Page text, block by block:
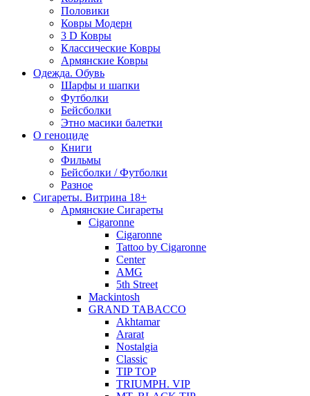
Половики
Ковры Модерн
3 D Ковры
Классические Ковры
Армянские Ковры
Одежда. Обувь
Шарфы и шапки
Футболки
Бейсболки
Этно масики балетки
О геноциде
Книги
Фильмы
Бейсболки / Футболки
Разное
Сигареты. Витрина 18+
Армянские Сигареты
Cigaronne
Cigaronne
Tattoo by Cigaronne
Center
AMG
5th Street
Mackintosh
GRAND TABACCO
Akhtamar
Ararat
Nostalgia
Classic
TIP TOP
TRIUMPH. VIP